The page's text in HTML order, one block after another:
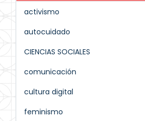
activismo
autocuidado
CIENCIAS SOCIALES
comunicación
cultura digital
feminismo